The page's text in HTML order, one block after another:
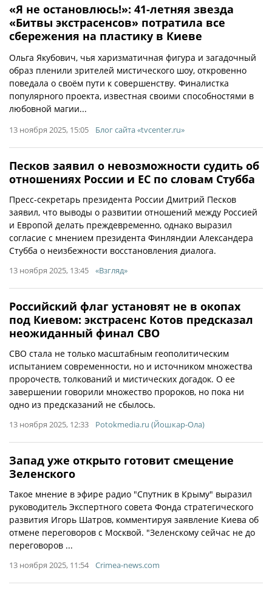
«Я не остановлюсь!»: 41-летняя звезда
«Битвы экстрасенсов» потратила все
сбережения на пластику в Киеве
Ольга Якубович, чья харизматичная фигура и загадочный
образ пленили зрителей мистического шоу, откровенно
поведала о своём пути к совершенству. Финалистка
популярного проекта, известная своими способностями в
любовной магии...
13 ноября 2025, 15:05 Блог сайта «tvcenter.ru»
Песков заявил о невозможности судить об
отношениях России и ЕС по словам Стубба
Пресс-секретарь президента России Дмитрий Песков
заявил, что выводы о развитии отношений между Россией
и Европой делать преждевременно, однако выразил
согласие с мнением президента Финляндии Александера
Стубба о неизбежности восстановления диалога.
13 ноября 2025, 13:45 «Взгляд»
Российский флаг установят не в окопах
под Киевом: экстрасенс Котов предсказал
неожиданный финал СВО
СВО стала не только масштабным геополитическим
испытанием современности, но и источником множества
пророчеств, толкований и мистических догадок. О ее
завершении говорили множество пророков, но пока ни
одно из предсказаний не сбылось.
13 ноября 2025, 12:33 Potokmedia.ru (Йошкар-Ола)
Запад уже открыто готовит смещение
Зеленского
Такое мнение в эфире радио "Спутник в Крыму" выразил
руководитель Экспертного совета Фонда стратегического
развития Игорь Шатров, комментируя заявление Киева об
отмене переговоров с Москвой. "Зеленскому сейчас не до
переговоров ...
13 ноября 2025, 11:54 Crimea-news.com